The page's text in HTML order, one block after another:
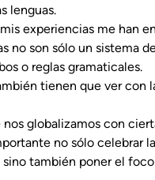
lenguas.
experiencias me han
no son sólo un sistema
o reglas gramaticales.
tienen que ver con
globalizamos con
no sólo celebrar la
también poner el foco